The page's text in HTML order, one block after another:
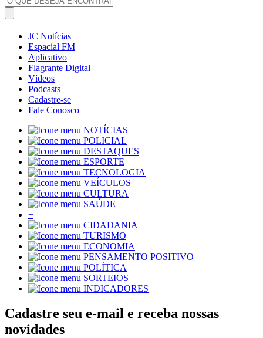
JC Notícias
Espacial FM
Aplicativo
Flagrante Digital
Vídeos
Podcasts
Cadastre-se
Fale Conosco
NOTÍCIAS
POLICIAL
DESTAQUES
ESPORTE
TECNOLOGIA
VEÍCULOS
CULTURA
SAÚDE
+
CIDADANIA
TURISMO
ECONOMIA
PENSAMENTO POSITIVO
POLÍTICA
SORTEIOS
INDICADORES
Cadastre seu e-mail e receba nossas
novidades